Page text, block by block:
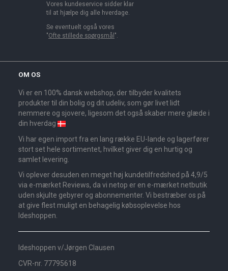
Vores kundeservice sidder klar
til at hjælpe dig alle hverdage.
Se eventuelt også vores
"Ofte stillede spørgsmål ".
OM OS
Vi er en 100% dansk webshop, der tilbyder kvalitets
produkter til din bolig og dit udeliv, som gør livet lidt
nemmere og sjovere, ligesom det også skaber mere glæde i
din hverdag
Vi har egen import fra en lang række EU-lande og lagerfører
stort set hele sortimentet, hvilket giver dig en hurtig og
samlet levering.
Vi oplever desuden en meget høj kundetilfredshed på 4,9/5
via e-mærket Reviews, da vi netop er en e-mærket netbutik
uden skjulte gebyrer og abonnementer. Vi bestræber os på
at give flest muligt en behagelig købsoplevelse hos
Ideshoppen.
Ideshoppen v/Jørgen Clausen
CVR-nr. 77795618